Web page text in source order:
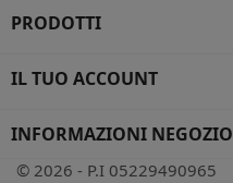
PRODOTTI
IL TUO ACCOUNT
INFORMAZIONI NEGOZIO
© 2026 - P.I 05229490965